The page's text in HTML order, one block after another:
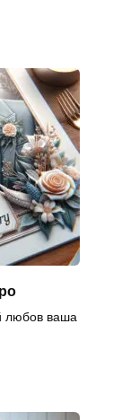
любов ваша